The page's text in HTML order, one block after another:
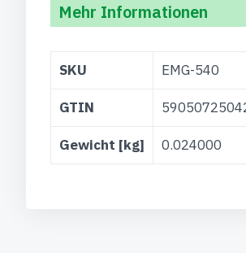
Mehr Informationen
Informationen
SKU EMG-540
GTIN
Gewicht [kg] 0.024000